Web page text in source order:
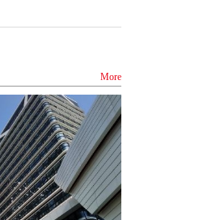
More